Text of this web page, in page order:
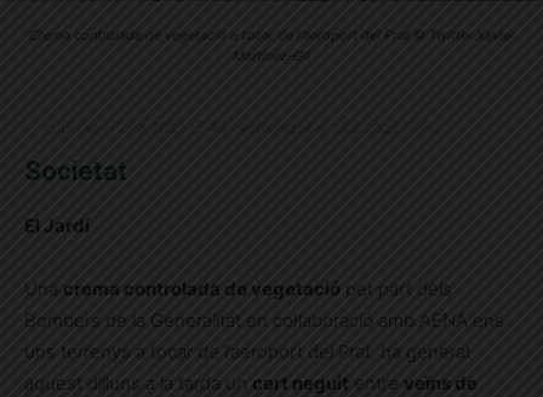
Crema controlada de vegetació a tocar de l'aeroport del Prat © Twitter Xavier
Martínez-Gil
Societat
El Jardí
Una crema controlada de vegetació per part dels
Bombers de la Generalitat en col·laboració amb AENA ens
uns terrenys a tocar de l’aeroport del Prat, ha generat
aquest dilluns a la tarda un cert neguit entre veïns de